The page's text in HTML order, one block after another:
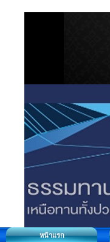
หน้าแรก